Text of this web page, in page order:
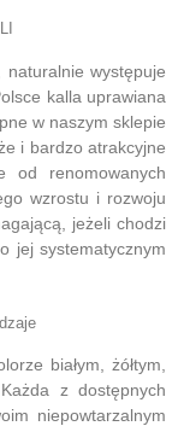
występuje
kalla uprawiana
w naszym sklepie
i bardzo atrakcyjne
od renomowanych
wzrostu i rozwoju
jeżeli chodzi
jej systematycznym
białym, żółtym,
z dostępnych
niepowtarzalnym